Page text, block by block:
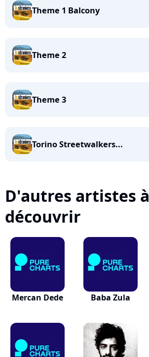
Theme 1 Balcony
Theme 2
Theme 3
Torino Streetwalkers...
D'autres artistes à
découvrir
Mercan Dede Baba Zula